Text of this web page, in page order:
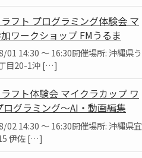
フト プログラミング体験会 マ
ワークショップ FMうるま
01 14:30 ～ 16:30開催場所: 沖縄県う
目20-1沖 […]
フト体験会 マイクラカップ ワ
グラミング～AI・動画編集
02 14:30 ～ 16:30開催場所: 沖縄県宜
伊佐 […]